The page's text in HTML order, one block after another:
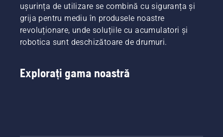
ușurința de utilizare se combină cu siguranța și
grija pentru mediu în produsele noastre
revoluționare, unde soluțiile cu acumulatori și
robotica sunt deschizătoare de drumuri.
Explorați gama noastră